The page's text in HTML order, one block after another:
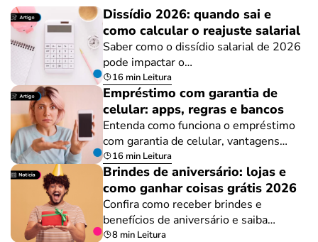
Dissídio 2026: quando sai e
como calcular o reajuste salarial
Saber como o dissídio salarial de 2026
pode impactar o…
16 min Leitura
Empréstimo com garantia de
celular: apps, regras e bancos
Entenda como funciona o empréstimo
com garantia de celular, vantagens…
16 min Leitura
Brindes de aniversário: lojas e
como ganhar coisas grátis 2026
Confira como receber brindes e
benefícios de aniversário e saiba…
8 min Leitura